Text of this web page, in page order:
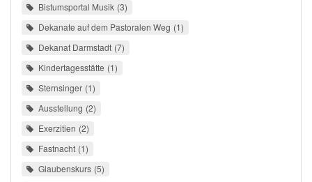
Bistumsportal Musik 3
Dekanate auf dem Pastoralen Weg 1
Dekanat Darmstadt 7
Kindertagesstätte 1
Sternsinger 1
Ausstellung 2
Exerzitien 2
Fastnacht 1
Glaubenskurs 5